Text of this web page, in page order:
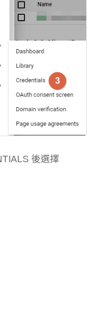
後選擇